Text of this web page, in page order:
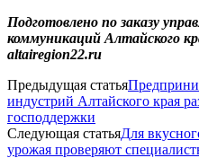
Подготовлено по заказу
коммуникаций Алтайского
altairegion22.ru
Предыдущая статья
индустрий Алтайского края
господдержки
Следующая статьяДля
урожая проверяют